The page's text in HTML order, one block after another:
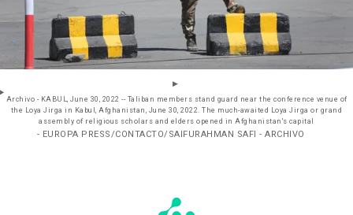
Archivo - KABUL, June 30, 2022 -- Taliban members stand guard near the conference venue of
the Loya Jirga in Kabul, Afghanistan, June 30, 2022. The much-awaited Loya Jirga or grand
assembly of religious scholars and elders opened in Afghanistan's capital
- EUROPA PRESS/CONTACTO/SAIFURAHMAN SAFI - ARCHIVO